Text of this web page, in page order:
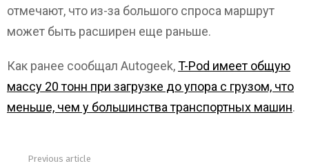
отмечают, что из-за большого спроса маршрут
может быть расширен еще раньше.
Как ранее сообщал Autogeek,T-Pod имеет общую
массу 20 тонн при загрузке до упора с грузом, что
меньше, чем у большинства транспортных машин.
Previous article